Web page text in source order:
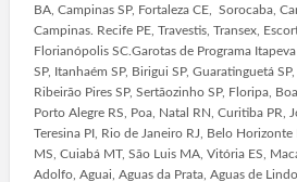
BA, Campinas SP, Fortaleza CE, Sorocaba,
Campinas. Recife PE, Travestis, Transex,
Florianópolis SC.Garotas de Programa
SP, Itanhaém SP, Birigui SP, Guaratinguetá
Ribeirão Pires SP, Sertãozinho SP, Floripa,
Porto Alegre RS, Poa, Natal RN, Curitiba PR,
Teresina PI, Rio de Janeiro RJ, Belo
MS, Cuiabá MT, São Luis MA, Vitória ES,
Adolfo, Aguai, Aguas da Prata, Aguas de